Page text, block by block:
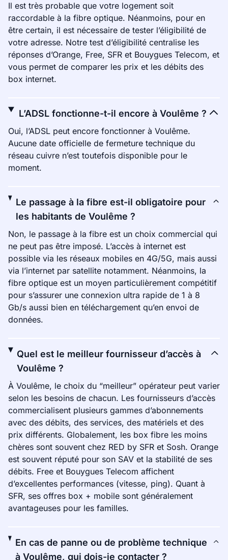
Il est très probable que votre logement soit
raccordable à la fibre optique. Néanmoins, pour en
être certain, il est nécessaire de tester l’éligibilité de
votre adresse. Notre test d’éligibilité centralise les
réponses d’Orange, Free, SFR et Bouygues Telecom, et
vous permet de comparer les prix et les débits des
box internet.
L’ADSL fonctionne-t-il encore à Voulême ?
Oui, l’ADSL peut encore fonctionner à Voulême.
Aucune date officielle de fermeture technique du
réseau cuivre n’est toutefois disponible pour le
moment.
Le passage à la fibre est-il obligatoire pour
les habitants de Voulême ?
Non, le passage à la fibre est un choix commercial qui
ne peut pas être imposé. L’accès à internet est
possible via les réseaux mobiles en 4G/5G, mais aussi
via l’internet par satellite notamment. Néanmoins, la
fibre optique est un moyen particulièrement compétitif
pour s’assurer une connexion ultra rapide de 1 à 8
Gb/s aussi bien en téléchargement qu’en envoi de
données.
Quel est le meilleur fournisseur d’accès à
Voulême ?
À Voulême, le choix du “meilleur” opérateur peut varier
selon les besoins de chacun. Les fournisseurs d’accès
commercialisent plusieurs gammes d’abonnements
avec des débits, des services, des matériels et des
prix différents. Globalement, les box fibre les moins
chères sont souvent chez RED by SFR et Sosh. Orange
est souvent réputé pour son SAV et la stabilité de ses
débits. Free et Bouygues Telecom affichent
d’excellentes performances (vitesse, ping). Quant à
SFR, ses offres box + mobile sont généralement
avantageuses pour les familles.
En cas de panne ou de problème technique
à Voulême, qui dois-je contacter ?